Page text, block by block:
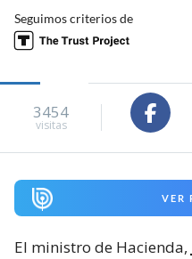
Seguimos criterios de
3454
visitas
VER
El ministro de Hacienda,